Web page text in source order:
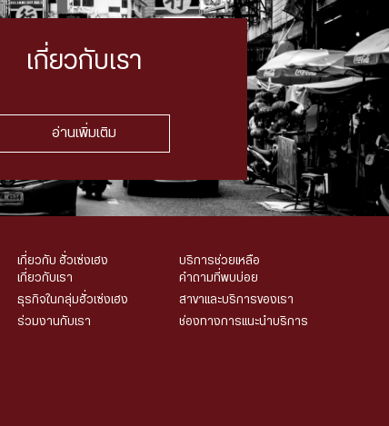
เกี่ยวกับเรา
อ่านเพิ่มเติม
เกี่ยวกับ ฮั่วเซ่งเฮง
เกี่ยวกับเรา
ธุรกิจในกลุ่มฮั่วเซ่งเฮง
ร่วมงานกับเรา
บริการช่วยเหลือ
คำถามที่พบบ่อย
สาขาและบริการของเรา
ช่องทางการแนะนำบริการ